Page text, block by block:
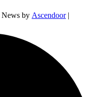
News by Ascendoor|